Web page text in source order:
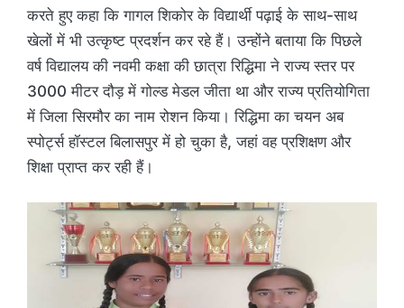
करते हुए कहा कि गागल शिकोर के विद्यार्थी पढ़ाई के साथ-साथ
खेलों में भी उत्कृष्ट प्रदर्शन कर रहे हैं। उन्होंने बताया कि पिछले
वर्ष विद्यालय की नवमी कक्षा की छात्रा रिद्धिमा ने राज्य स्तर पर
3000 मीटर दौड़ में गोल्ड मेडल जीता था और राज्य प्रतियोगिता
में जिला सिरमौर का नाम रोशन किया। रिद्धिमा का चयन अब
स्पोर्ट्स हॉस्टल बिलासपुर में हो चुका है, जहां वह प्रशिक्षण और
शिक्षा प्राप्त कर रही हैं।